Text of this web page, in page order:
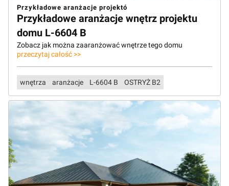
Przykładowe aranżacje projektó
Przykładowe aranżacje wnętrz projektu
domu L-6604 B
Zobacz jak można zaaranżować wnętrze tego domu
przeczytaj całość >>
wnętrza aranżacje L-6604 B OSTRYŻ B2